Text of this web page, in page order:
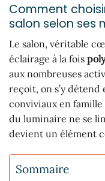
Comment
salon selon ses
Le salon, véritable
éclairage à la fois
aux nombreuses
reçoit, on s’y
conviviaux en
du luminaire ne se
devient un élément
Sommaire